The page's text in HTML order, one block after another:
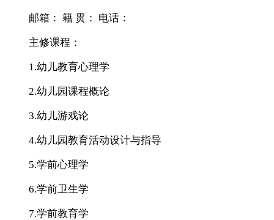
邮箱： 籍 贯： 电话：
主修课程：
1.幼儿教育心理学
2.幼儿园课程概论
3.幼儿游戏论
4.幼儿园教育活动设计与指导
5.学前心理学
6.学前卫生学
7.学前教育学